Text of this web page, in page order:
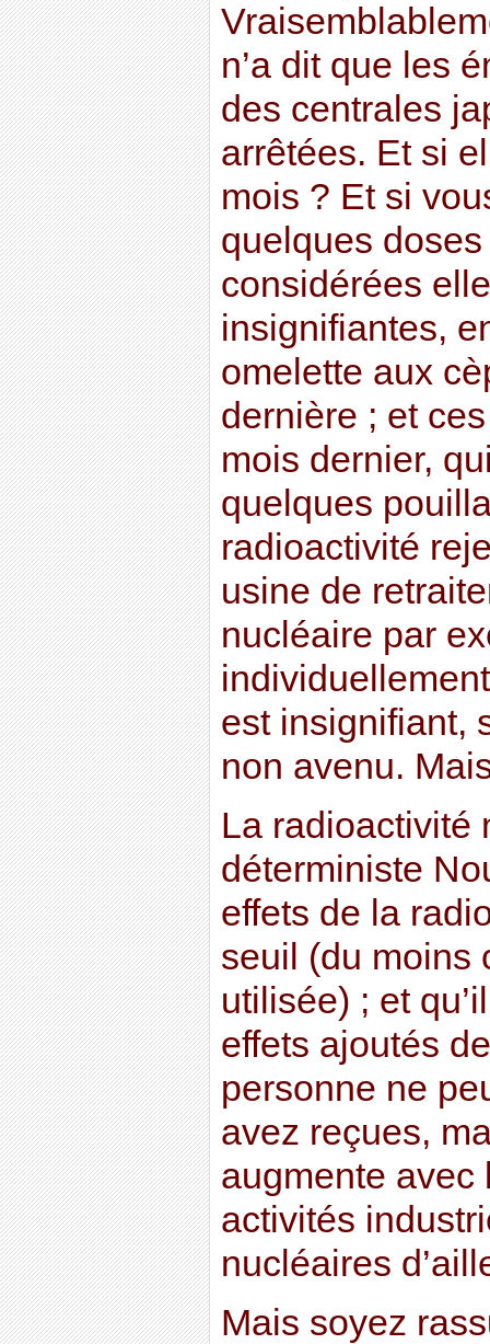
n’a dit que les
des centrales
arrêtées. Et si
mois ? Et si
quelques
considérées
insignifiantes,
omelette aux
dernière ; et
mois dernier,
quelques
radioactivité
usine de
nucléaire par
est insignifiant,
non avenu.
La radioactivité
déterministe
effets de la
seuil (du moins
utilisée) ; et
effets ajoutés
personne ne
avez reçues,
augmente avec
activités
nucléaires
Mais soyez